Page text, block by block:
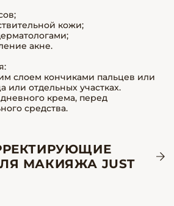
кожи;
акне.
слоем кончиками пальцев или
или отдельных участках.
крема, перед
средства.
МАКИЯЖА JUST